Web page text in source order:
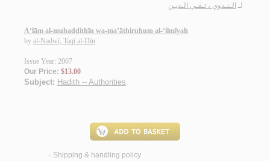
لـ الـنـدوي ، تـقـي الـديـن
A‘lām al-muḥaddithīn wa-ma’āthiruhum al-‘ilmīyah
by al-Nadwī, Taqī al-Dīn
Issue Year: 2007
Our Price: $13.00
Subject: Hadith -- Authorities.
< Shipping & handling policy